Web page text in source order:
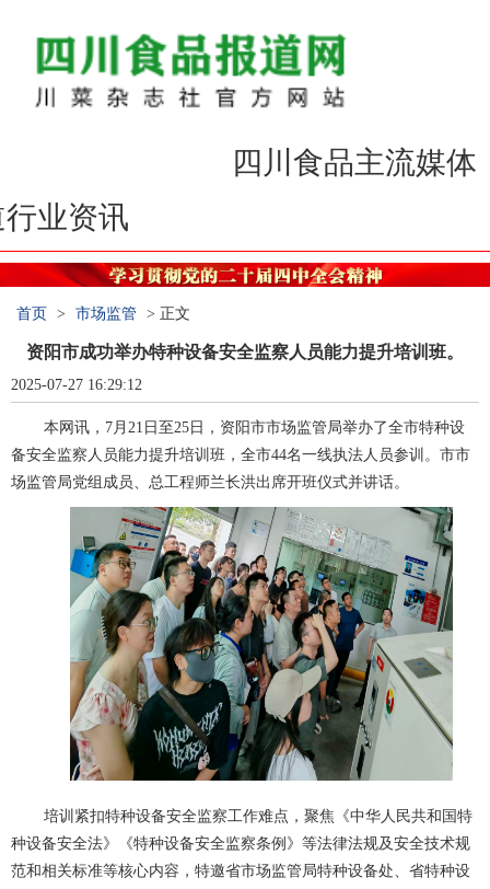
食品报道，报道食品
务民意
四川食品主流媒体
行业资讯
首页 > 市场监管 > 正文
资阳市成功举办特种设备安全监察人员能力提升培训班。
2025-07-27 16:29:12
本网讯，7月21日至25日，资阳市市场监管局举办了全市特种设
备安全监察人员能力提升培训班，全市44名一线执法人员参训。市市
场监管局党组成员、总工程师兰长洪出席开班仪式并讲话。
培训紧扣特种设备安全监察工作难点，聚焦《中华人民共和国特
种设备安全法》《特种设备安全监察条例》等法律法规及安全技术规
范和相关标准等核心内容，特邀省市场监管局特种设备处、省特种设